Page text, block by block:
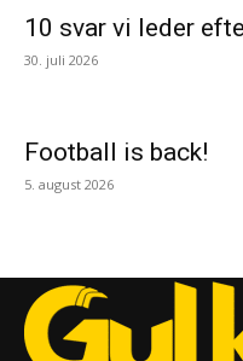
10 svar vi leder
30. juli 2026
Football is back!
5. august 2026